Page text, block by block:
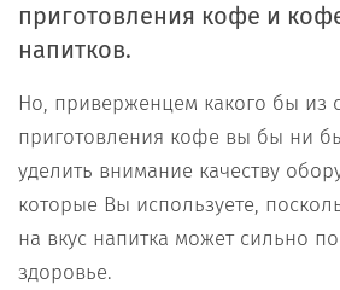
приготовления кофе и
напитков.
Но, приверженцем какого бы из
приготовления кофе вы бы ни
уделить внимание качеству
которые Вы используете,
на вкус напитка может сильно
здоровье.